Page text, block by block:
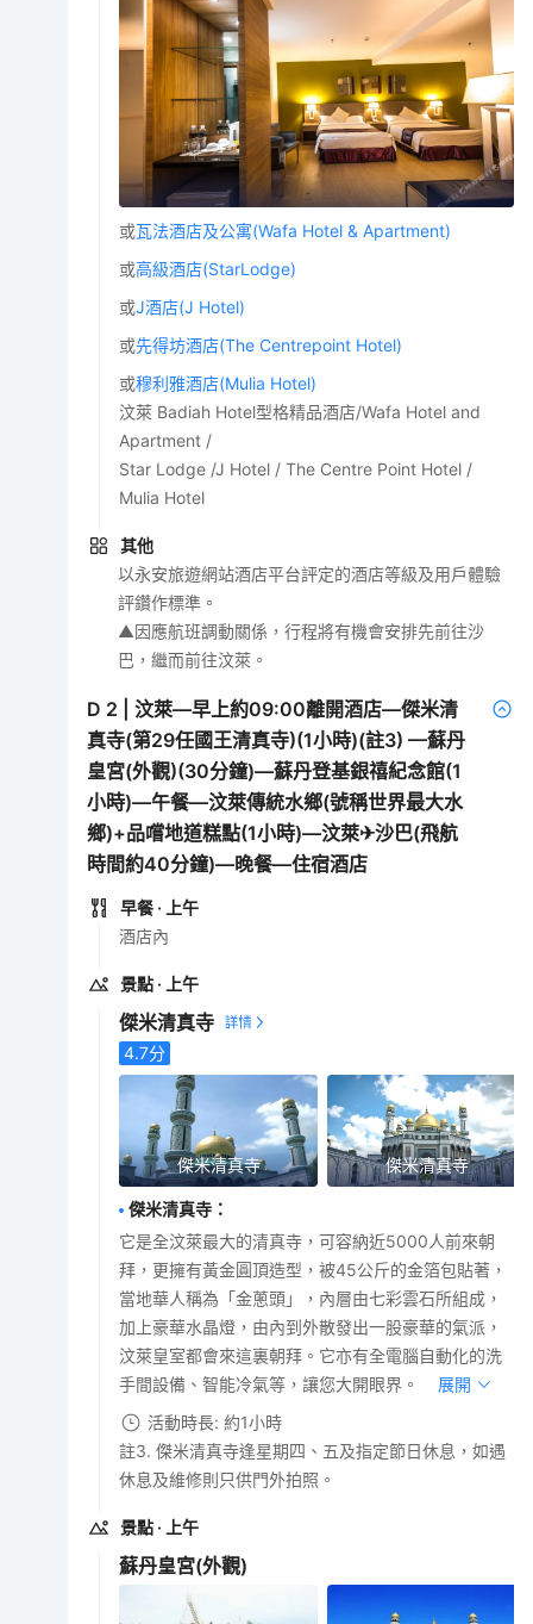
或瓦法酒店及公寓(Wafa Hotel & Apartment)
或高級酒店(StarLodge)
或J酒店(J Hotel)
或先得坊酒店(The Centrepoint Hotel)
或穆利雅酒店(Mulia Hotel)
汶萊 Badiah Hotel型格精品酒店/Wafa Hotel and
Apartment /
Star Lodge /J Hotel / The Centre Point Hotel /
Mulia Hotel
其他
以永安旅遊網站酒店平台評定的酒店等級及用戶體驗
評鑽作標準。
▲因應航班調動關係，行程將有機會安排先前往沙
巴，繼而前往汶萊。
D 2 |汶萊—早上約09:00離開酒店—傑米清
真寺(第29任國王清真寺)(1小時)(註3) —蘇丹
皇宮(外觀)(30分鐘)—蘇丹登基銀禧紀念館(1
小時)—午餐—汶萊傳統水鄉(號稱世界最大水
鄉)+品嚐地道糕點(1小時)—汶萊✈沙巴(飛航
時間約40分鐘)—晚餐—住宿酒店
早餐 · 上午
酒店內
景點 · 上午
傑米清真寺
4.7分
傑米清真寺 傑米清真寺
傑米清真寺 ：
它是全汶萊最大的清真寺，可容納近5000人前來朝
拜，更擁有黃金圓頂造型，被45公斤的金箔包貼著，
當地華人稱為「金蔥頭」，內層由七彩雲石所組成，
加上豪華水晶燈，由內到外散發出一股豪華的氣派，
汶萊皇室都會來這裏朝拜。它亦有全電腦自動化的洗
手間設備、智能冷氣等，讓您大開眼界。
展開
活動時長: 約1小時
註3. 傑米清真寺逢星期四、五及指定節日休息，如遇
休息及維修則只供門外拍照。
景點 · 上午
蘇丹皇宮(外觀)